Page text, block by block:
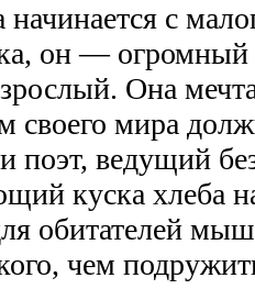
начинается с
он —
Она
своего мира
поэт, ведущий
куска хлеба
обитателей
чем